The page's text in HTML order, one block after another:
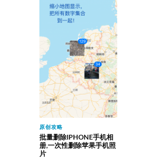
原创攻略
批量删除IPHONE手机相
册,一次性删除苹果手机照
片